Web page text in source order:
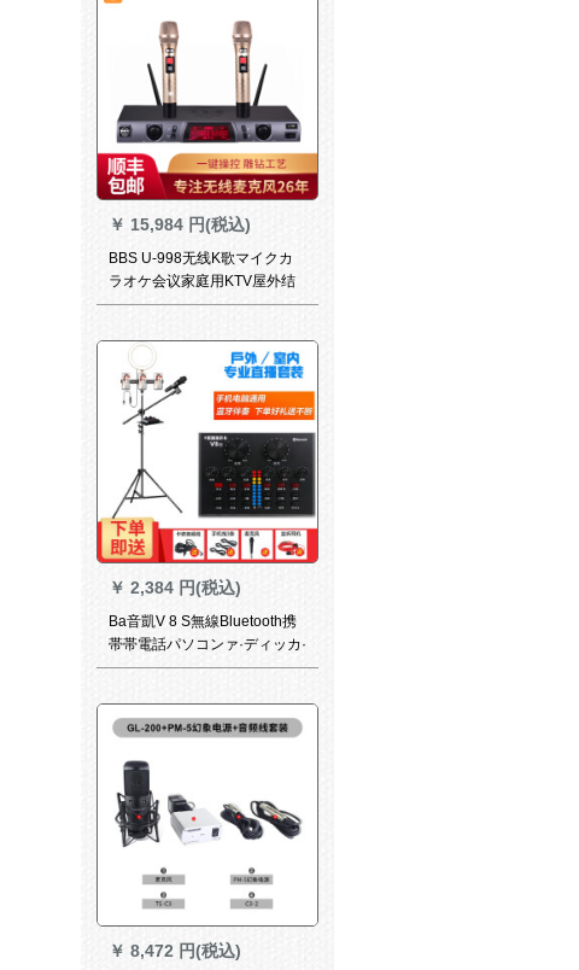
￥ 15,984 円(税込)
BBS U-998无线K歌マイクカ
ラオケ会议家庭用KTV屋外结
婚式司会ワイヤレスマイクら
￥ 2,384 円(税込)
Ba音凱V 8 S無線Bluetooth携
帯帯電話パソコンァ·ディッカ·
ド·スト·スト·生放送外付けコ
8 SE 300美顔ソース
￥ 8,472 円(税込)